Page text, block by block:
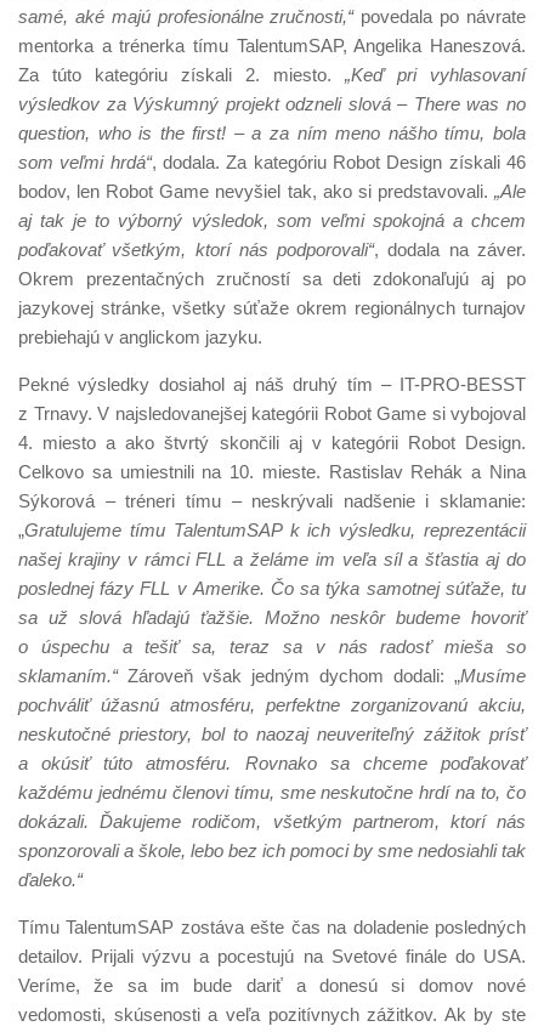
samé, aké majú profesionálne zručnosti,“povedala po návrate
mentorka a trénerka tímu TalentumSAP, Angelika Haneszová.
Za túto kategóriu získali 2. miesto. „Keď pri vyhlasovaní
výsledkov za Výskumný projekt odzneli slová – There was no
question, who is the first! – a za ním meno nášho tímu, bola
som veľmi hrdá“, dodala. Za kategóriu Robot Design získali 46
bodov, len Robot Game nevyšiel tak, ako si predstavovali. „Ale
aj tak je to výborný výsledok, som veľmi spokojná a chcem
poďakovať všetkým, ktorí nás podporovali“, dodala na záver.
Okrem prezentačných zručností sa deti zdokonaľujú aj po
jazykovej stránke, všetky súťaže okrem regionálnych turnajov
prebiehajú v anglickom jazyku.
Pekné výsledky dosiahol aj náš druhý tím – IT-PRO-BESST
z Trnavy. V najsledovanejšej kategórii Robot Game si vybojoval
4. miesto a ako štvrtý skončili aj v kategórii Robot Design.
Celkovo sa umiestnili na 10. mieste. Rastislav Rehák a Nina
Sýkorová – tréneri tímu – neskrývali nadšenie i sklamanie:
„Gratulujeme tímu TalentumSAP k ich výsledku, reprezentácii
našej krajiny v rámci FLL a želáme im veľa síl a šťastia aj do
poslednej fázy FLL v Amerike. Čo sa týka samotnej súťaže, tu
sa už slová hľadajú ťažšie. Možno neskôr budeme hovoriť
o úspechu a tešiť sa, teraz sa v nás radosť mieša so
sklamaním.“ Zároveň však jedným dychom dodali: „Musíme
pochváliť úžasnú atmosféru, perfektne zorganizovanú akciu,
neskutočné priestory, bol to naozaj neuveriteľný zážitok prísť
a okúsiť túto atmosféru. Rovnako sa chceme poďakovať
každému jednému členovi tímu, sme neskutočne hrdí na to, čo
dokázali. Ďakujeme rodičom, všetkým partnerom, ktorí nás
sponzorovali a škole, lebo bez ich pomoci by sme nedosiahli tak
ďaleko.“
Tímu TalentumSAP zostáva ešte čas na doladenie posledných
detailov. Prijali výzvu a pocestujú na Svetové finále do USA.
Veríme, že sa im bude dariť a donesú si domov nové
vedomosti, skúsenosti a veľa pozitívnych zážitkov. Ak by ste